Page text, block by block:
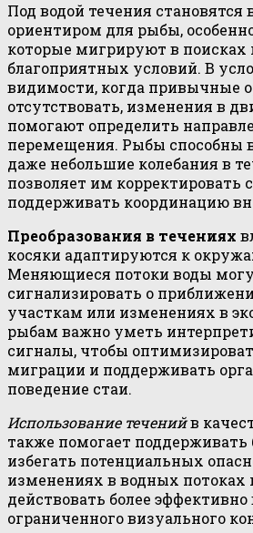
Под водой течения
ориентиром для рыбы,
которые мигрируют в поисках
благоприятных условий. В
видимости, когда привычные
отсутствовать, изменения в
помогают определить
перемещения. Рыбы способны
даже небольшие колебания в
позволяет им корректировать
поддерживать координацию
Преобразования в течениях
косяки адаптируются к
Меняющиеся потоки воды
сигнализировать о
участкам или изменениях в
рыбам важно уметь
сигналы, чтобы
миграции и поддерживать
поведение стаи.
Использование теченийв
также помогает поддерживать
избегать потенциальных
изменениях в водных потоках
действовать более
ограниченного визуального